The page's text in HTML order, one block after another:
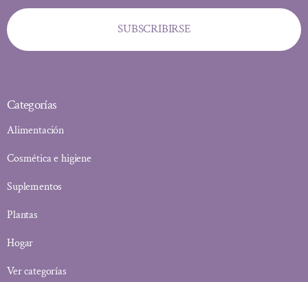
SUBSCRIBIRSE
Categorías
Alimentación
Cosmética e higiene
Suplementos
Plantas
Hogar
Ver categorías